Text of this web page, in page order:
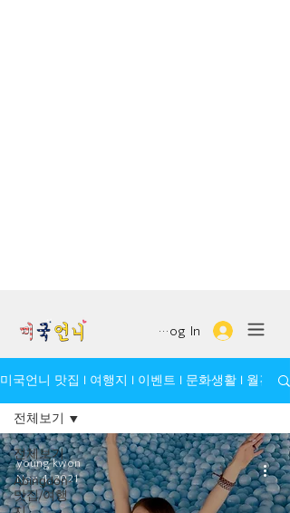
Log In
미국언니 맛집 l 여행지 l 이벤트 l 문화생활 l 월간 모
전체보기
Abingdon-
맛집/여행
전체보기
young kwon
Nov 4, 2021